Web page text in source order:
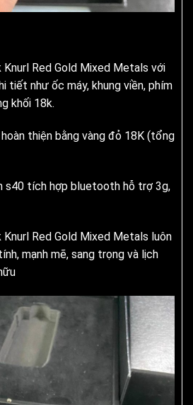
Red Gold Mixed Metals với
tiết như ốc máy, khung viền, phím
khối 18k.
thiện bằng vàng đỏ 18K (tổng
s40 tích hợp bluetooth hỗ trợ 3g,
Red Gold Mixed Metals luôn
mạnh mẽ, sang trọng và lịch